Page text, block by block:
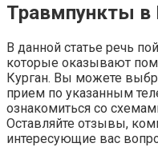
Травмпункты в
В данной статье речь
которые оказывают
Курган. Вы можете
прием по указанным
ознакомиться со
Оставляйте отзывы,
интересующие вас